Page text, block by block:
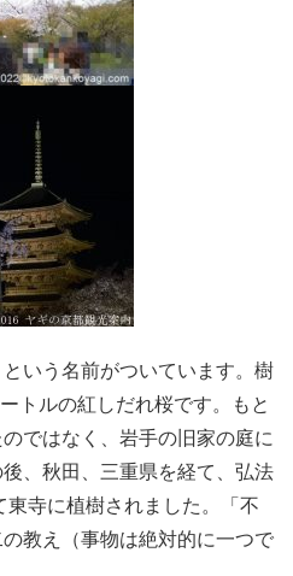
いう名前がついています。樹
トルの紅しだれ桜です。もと
ではなく、岩手の旧家の庭に
、秋田、三重県を経て、弘法
寺に植樹されました。「不
教え（事物は絶対的に一つで